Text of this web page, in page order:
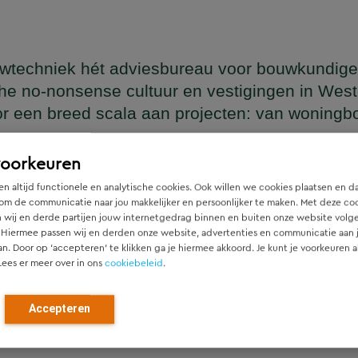
altijd functionele en analytische cookies. Ook willen we cookies plaatsen en
de communicatie naar jou makkelijker en persoonlijker te maken. Met deze
wij en derde partijen jouw internetgedrag binnen en buiten onze website
passen wij en derden onze website, advertenties en communicatie aan
Door op ‘accepteren’ te klikken ga je hiermee akkoord. Je kunt je voorkeuren
er meer over in onscookiebeleid.
Accepteren
hét adviesbureau voor bouwkundige
no-nonsense cultuur en vestigingen in
een breed scala aan projecten: van
die naadloos aansluit op het architectonische ontwerp,
en denken vanaf het eerste moment actief mee met alle
als constructeur zo vroeg mogelijk in de ontwerpfase
constructies — voor zowel nieuwbouw als